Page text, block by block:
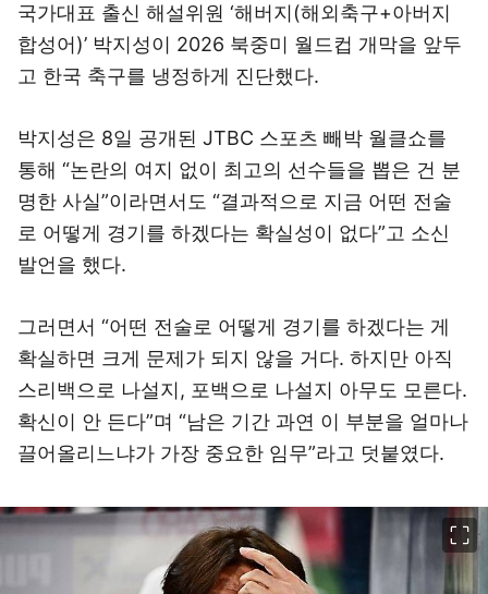
국가대표 출신 해설위원 ‘해버지(해외축구+아버지
합성어)’ 박지성이 2026 북중미 월드컵 개막을 앞두
고 한국 축구를 냉정하게 진단했다.
박지성은 8일 공개된 JTBC 스포츠 빼박 월클쇼를
통해 “논란의 여지 없이 최고의 선수들을 뽑은 건 분
명한 사실”이라면서도 “결과적으로 지금 어떤 전술
로 어떻게 경기를 하겠다는 확실성이 없다”고 소신
발언을 했다.
그러면서 “어떤 전술로 어떻게 경기를 하겠다는 게
확실하면 크게 문제가 되지 않을 거다. 하지만 아직
스리백으로 나설지, 포백으로 나설지 아무도 모른다.
확신이 안 든다”며 “남은 기간 과연 이 부분을 얼마나
끌어올리느냐가 가장 중요한 임무”라고 덧붙였다.